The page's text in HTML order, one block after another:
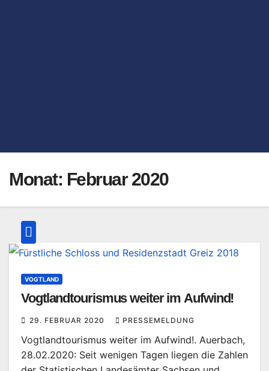
Monat: Februar 2020
VOGTLAND
Vogtlandtourismus weiter im Aufwind!
29. FEBRUAR 2020 PRESSEMELDUNG
Vogtlandtourismus weiter im Aufwind!. Auerbach,
28.02.2020: Seit wenigen Tagen liegen die Zahlen